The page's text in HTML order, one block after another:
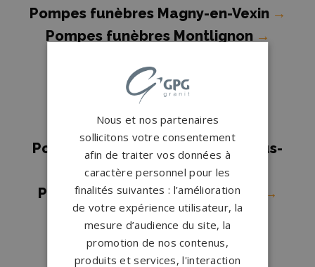
Pompes funèbres Magny-en-Vexin →
Pompes funèbres Montlignon →
MONTMORENCY
Pompes funèbres OSNY
Pompes funèbres Pontoise
Pompes funèbres Saint-Brice-sous-
Forêt→
Pompes funèbres Saint-Gratien
→
Pompes funèbres Sannois
Pompes funèbres Sarcelles
Pompes funèbres Soisy-sous-
Nous et nos partenaires
sollicitons votre consentement
afin de traiter vos données à
caractère personnel pour les
finalités suivantes : l’amélioration
de votre expérience utilisateur, la
mesure d’audience du site, la
promotion de nos contenus,
produits et services, l'interaction